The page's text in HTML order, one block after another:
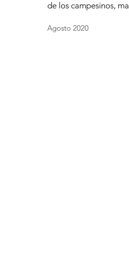
de los campesinos,
Agosto 2020